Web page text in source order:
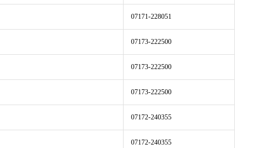
07171-228051
07173-222500
07173-222500
07173-222500
07172-240355
07172-240355